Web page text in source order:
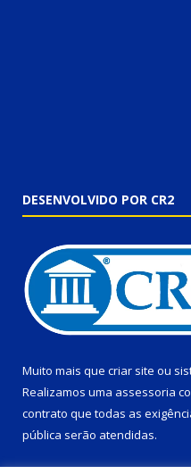
DESENVOLVIDO POR CR2
Muito mais que criar site ou
Realizamos uma assessoria
contrato que todas as
pública serão atendidas.